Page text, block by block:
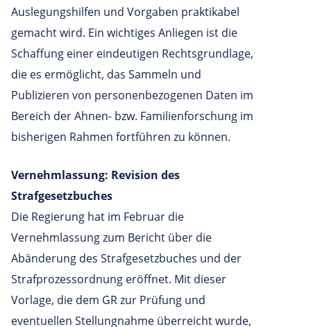
Auslegungshilfen und Vorgaben praktikabel
gemacht wird. Ein wichtiges Anliegen ist die
Schaffung einer eindeutigen Rechtsgrundlage,
die es ermöglicht, das Sammeln und
Publizieren von personenbezogenen Daten im
Bereich der Ahnen- bzw. Familienforschung im
bisherigen Rahmen fortführen zu können.
Vernehmlassung: Revision des
Strafgesetzbuches
Die Regierung hat im Februar die
Vernehmlassung zum Bericht über die
Abänderung des Strafgesetzbuches und der
Strafprozessordnung eröffnet. Mit dieser
Vorlage, die dem GR zur Prüfung und
eventuellen Stellungnahme überreicht wurde,